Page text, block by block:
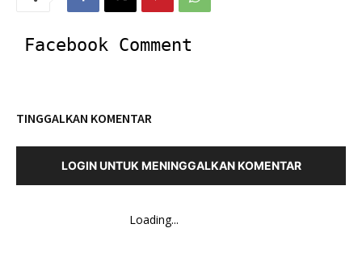
Facebook Comment
TINGGALKAN KOMENTAR
LOGIN UNTUK MENINGGALKAN KOMENTAR
Loading...